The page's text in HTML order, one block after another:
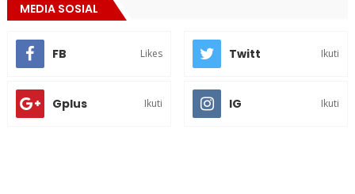
MEDIA SOSIAL
FB Likes Twitt Ikuti
Gplus Ikuti IG Ikuti